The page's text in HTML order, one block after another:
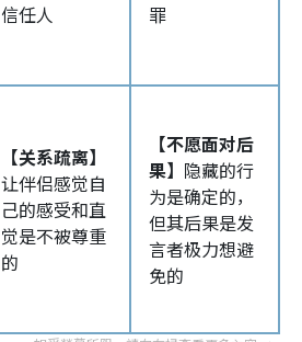
信任人
罪
【关系疏离】
让伴侣感觉自
己的感受和直
觉是不被尊重
的
【不愿面对后
果】 隐藏的行
为是确定的，
但其后果是发
言者极力想避
免的